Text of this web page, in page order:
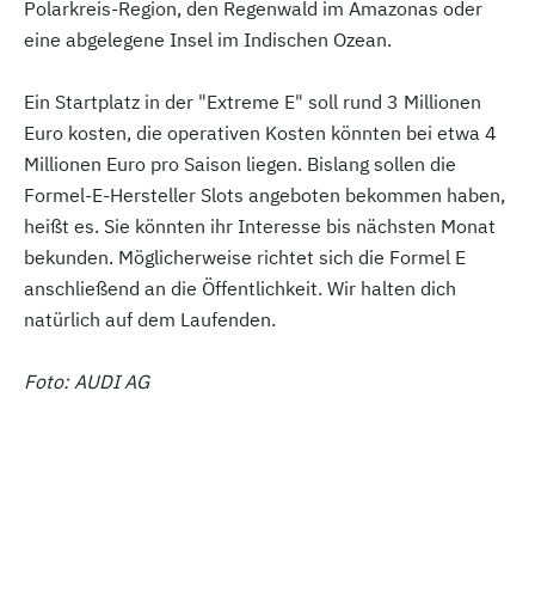
Polarkreis-Region, den Regenwald im Amazonas oder
eine abgelegene Insel im Indischen Ozean.
Ein Startplatz in der "Extreme E" soll rund 3 Millionen
Euro kosten, die operativen Kosten könnten bei etwa 4
Millionen Euro pro Saison liegen. Bislang sollen die
Formel-E-Hersteller Slots angeboten bekommen haben,
heißt es. Sie könnten ihr Interesse bis nächsten Monat
bekunden. Möglicherweise richtet sich die Formel E
anschließend an die Öffentlichkeit. Wir halten dich
natürlich auf dem Laufenden.
Foto: AUDI AG